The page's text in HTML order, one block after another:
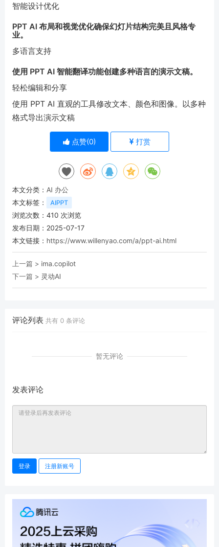
智能设计优化
PPT AI 布局和视觉优化确保幻灯片结构完美且风格专
业。
多语言支持
使用 PPT AI 智能翻译功能创建多种语言的演示文稿。
轻松编辑和分享
使用 PPT AI 直观的工具修改文本、颜色和图像。以多种
格式导出演示文稿
点赞(0) 打赏
本文分类： AI 办公
本文标签：
AIPPT
浏览次数： 410 次浏览
发布日期：2025-07-17
本文链接： https://www.willenyao.com/a/ppt-ai.html
上一篇 > ima.copilot
下一篇 > 灵动AI
评论列表 共有 0 条评论
暂无评论
发表评论
登录 注册新账号